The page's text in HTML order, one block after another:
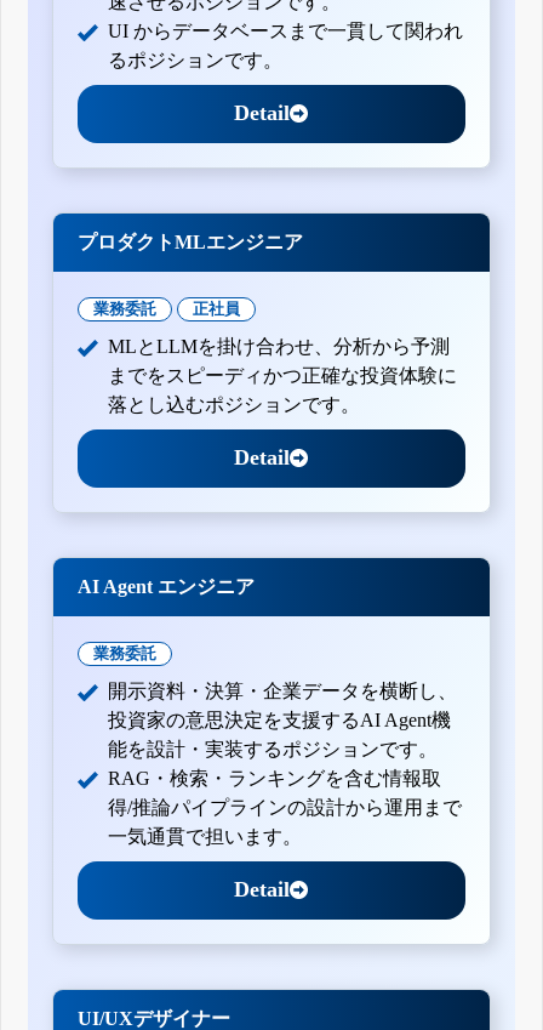
四半期報告書-第103期第1四半期(平成26年12月1日-平成27年
2月28日)
有価証券報告書-第102期(平成25年12月1日-平成26年11月30
四半期報告書-第102期第3四半期(平成26年6月1日-平成26年8
月31日)
月31日)
2月28日)
有価証券報告書-第101期(平成24年12月1日-平成25年11月30
月31日)
四半期報告書-第101期第2四半期(平成25年3月1日-平成25年5
月31日)
四半期報告書-第101期第1四半期(平成24年12月1日-平成25年
有価証券報告書-第100期(平成23年12月1日-平成24年11月30
四半期報告書-第100期第3四半期(平成24年6月1日-平成24年8
月31日)
四半期報告書-第100期第2四半期(平成24年3月1日-平成24年5
月31日)
有価証券報告書-第99期(平成22年12月1日-平成23年11月30
四半期報告書-第99期第3四半期(平成23年6月1日-平成23年8
四半期報告書-第99期第2四半期(平成23年3月1日-平成23年5
月31日)
四半期報告書-第99期第1四半期(平成22年12月1日-平成23年2
有価証券報告書-第98期(平成21年12月1日-平成22年11月30
有価証券報告書-第97期(平成20年12月1日-平成21年11月30
有価証券報告書-第96期(平成19年12月1日-平成20年11月30
UI からデータベースまで一貫して関われ
るポジションです。
Detail
プロダクトMLエンジニア
業務委託 正社員
MLとLLMを掛け合わせ、分析から予測
までをスピーディかつ正確な投資体験に
落とし込むポジションです。
Detail
AI Agent エンジニア
業務委託
開示資料・決算・企業データを横断し、
投資家の意思決定を支援するAI Agent機
能を設計・実装するポジションです。
RAG・検索・ランキングを含む情報取
得/推論パイプラインの設計から運用まで
一気通貫で担います。
Detail
UI/UXデザイナー